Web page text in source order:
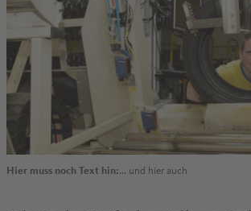
Hier muss noch Text hin:... und hier auch